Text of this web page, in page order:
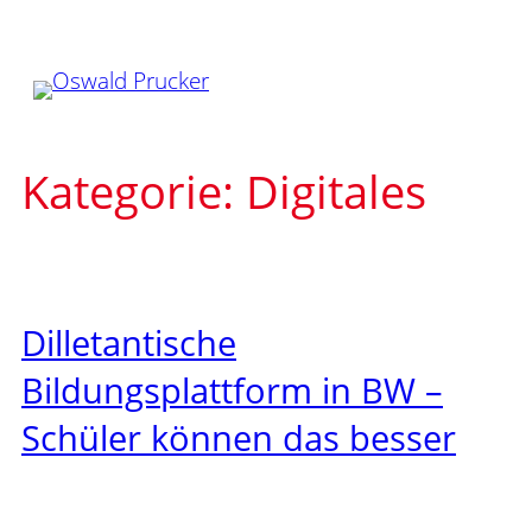
springen
Kategorie: Digitales
Dilletantische
Bildungsplattform in BW –
Schüler können das besser